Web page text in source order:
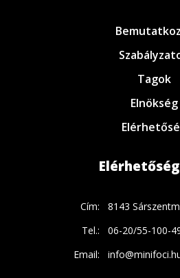
Tagok
Elnökség
Cím:
8143
Tel.:
06-20/55-100-
Email: